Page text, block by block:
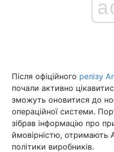
Україна
Економіка
Спорт
Техно і зв'язок
Після офіційного релізу
почали активно
зможуть оновитися до
операційної системи.
зібрав інформацію про
ймовірністю, отримають
політики виробників.